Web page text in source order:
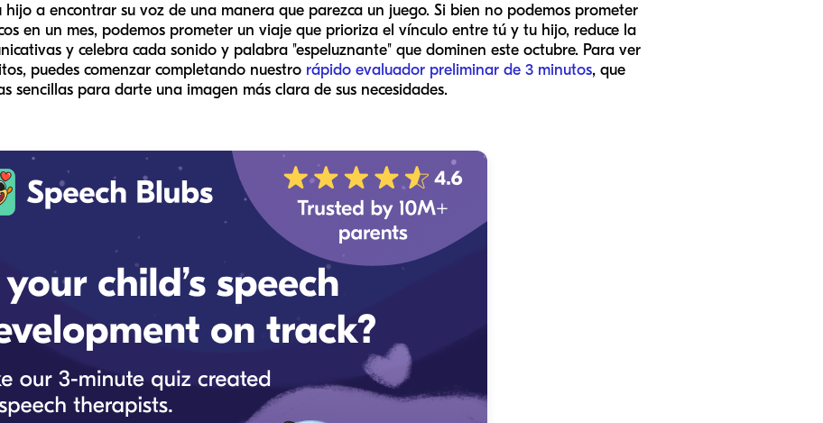
a encontrar su voz de una manera que parezca un juego. Si bien no podemos prometer
en un mes, podemos prometer un viaje que prioriza el vínculo entre tú y tu hijo, reduce la
y celebra cada sonido y palabra "espeluznante" que dominen este octubre. Para ver
puedes comenzar completando nuestro rápido evaluador preliminar de 3 minutos, que
sencillas para darte una imagen más clara de sus necesidades.